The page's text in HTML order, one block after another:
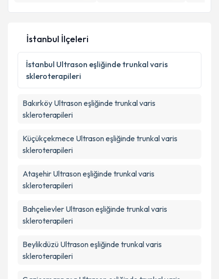
E-posta Adresiniz
Kişisel verilerimin işlenmesine ilişkinAydınlatma
Metni 'ni okudum ve kişisel verilerimin belirtilen
kapsamda işlenmesini kabul ediyorum.
Takvim Talebini Gönder
İstanbul İlçeleri
İstanbul Ultrason eşliğinde trunkal varis
skleroterapileri
Bakırköy Ultrason eşliğinde trunkal varis
skleroterapileri
Küçükçekmece Ultrason eşliğinde trunkal varis
skleroterapileri
Ataşehir Ultrason eşliğinde trunkal varis
skleroterapileri
Bahçelievler Ultrason eşliğinde trunkal varis
skleroterapileri
Beylikdüzü Ultrason eşliğinde trunkal varis
skleroterapileri